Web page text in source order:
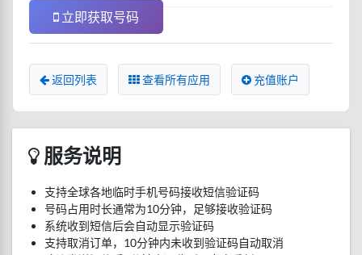
立即获取号码
返回列表 查看所有应用 充值账户
服务说明
支持全球各地临时手机号码接收短信验证码
号码占用时长通常为10分钟，足够接收验证码
系统收到短信后会自动显示验证码
支持取消订单，10分钟内未收到验证码自动取消